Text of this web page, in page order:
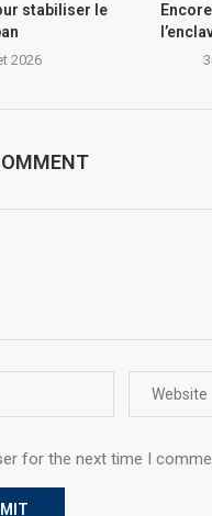
stabiliser le
2026
for the next time I